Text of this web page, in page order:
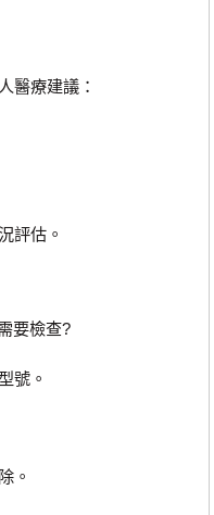
療建議：
評估。
要檢查?
號。
。